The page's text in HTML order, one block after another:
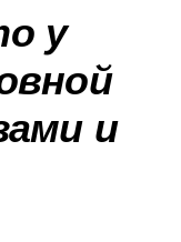
у
и